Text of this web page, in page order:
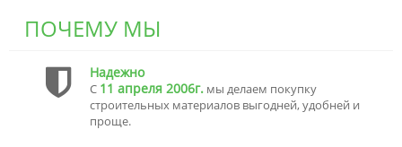
ПОЧЕМУ МЫ
Надежно
С 11 апреля 2006г. мы делаем покупку
строительных материалов выгодней, удобней и
проще.